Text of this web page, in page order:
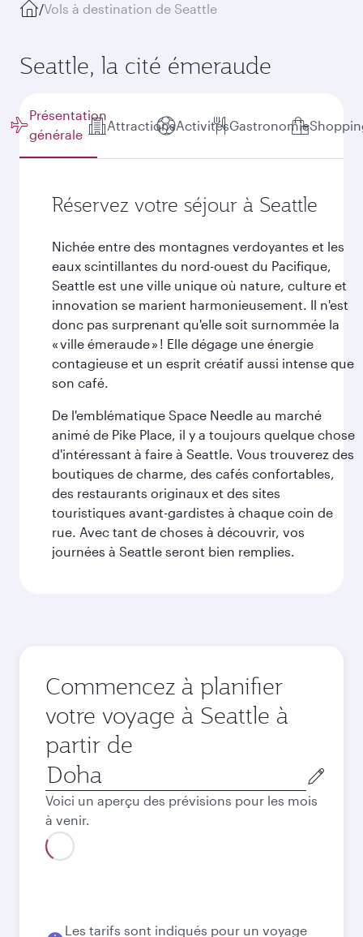
/Vols à destination de Seattle
Seattle, la cité émeraude
Présentation
générale
AttractionsActivitésGastronomie
Réservez votre séjour à Seattle
Nichée entre des montagnes verdoyantes et les
eaux scintillantes du nord-ouest du Pacifique,
Seattle est une ville unique où nature, culture et
innovation se marient harmonieusement. Il n'est
donc pas surprenant qu'elle soit surnommée la
« ville émeraude » ! Elle dégage une énergie
contagieuse et un esprit créatif aussi intense que
son café.
De l'emblématique Space Needle au marché
animé de Pike Place, il y a toujours quelque chose
d'intéressant à faire à Seattle. Vous trouverez des
boutiques de charme, des cafés confortables,
des restaurants originaux et des sites
touristiques avant-gardistes à chaque coin de
rue. Avec tant de choses à découvrir, vos
journées à Seattle seront bien remplies.
Commencez à planifier
votre voyage à Seattle à
partir de
Ville
de
départ
Voici un aperçu des prévisions pour les mois
à venir.